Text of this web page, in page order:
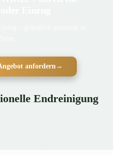
anfordern →
Endreinigung